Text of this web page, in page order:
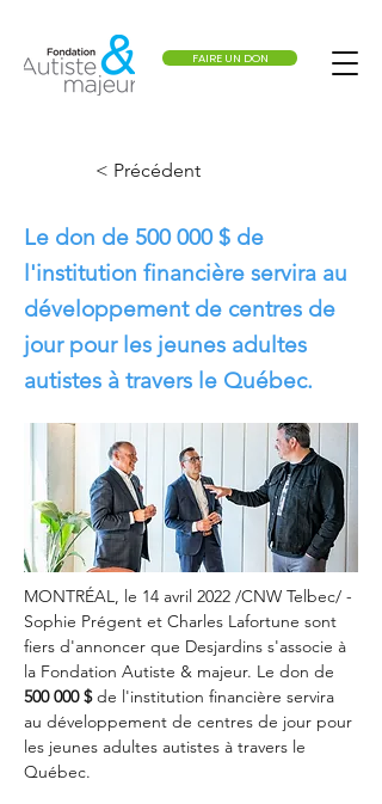
FAIRE UN DON
< Précédent
Le don de 500 000 $ de
l'institution financière servira au
développement de centres de
jour pour les jeunes adultes
autistes à travers le Québec.
MONTRÉAL, le 14 avril 2022 /CNW Telbec/ -
Sophie Prégent et Charles Lafortune sont
fiers d'annoncer que Desjardins s'associe à
la Fondation Autiste & majeur. Le don de
500 000 $ de l'institution financière servira
au développement de centres de jour pour
les jeunes adultes autistes à travers le
Québec.